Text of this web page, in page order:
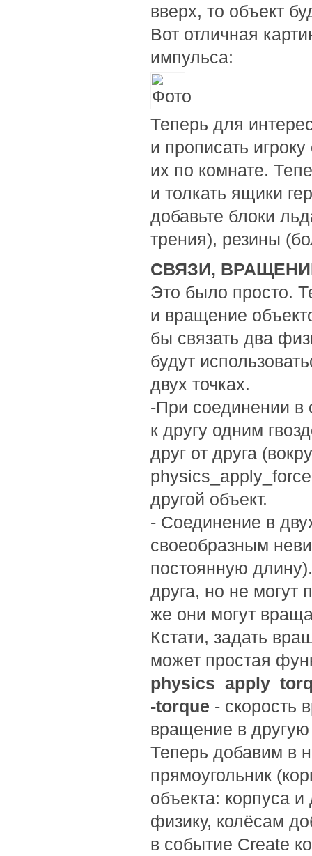
вверх, то объект
Вот отличная
импульса:
Теперь для
и прописать
их по комнате.
и толкать ящики
добавьте блоки
трения), резины
СВЯЗИ,
Это было просто.
и вращение
бы связать два
будут
двух точках.
-При соединении в
к другу одним
друг от друга
другой объект.
- Соединение в
своеобразным
постоянную
друга, но не могут
же они могут
Кстати, задать
может простая
-torque - скорость
вращение в другую
Теперь добавим в
прямоугольник
объекта: корпуса
физику, колёсам
в событие Create